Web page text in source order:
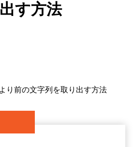
す方法
り前の文字列を取り出す方法